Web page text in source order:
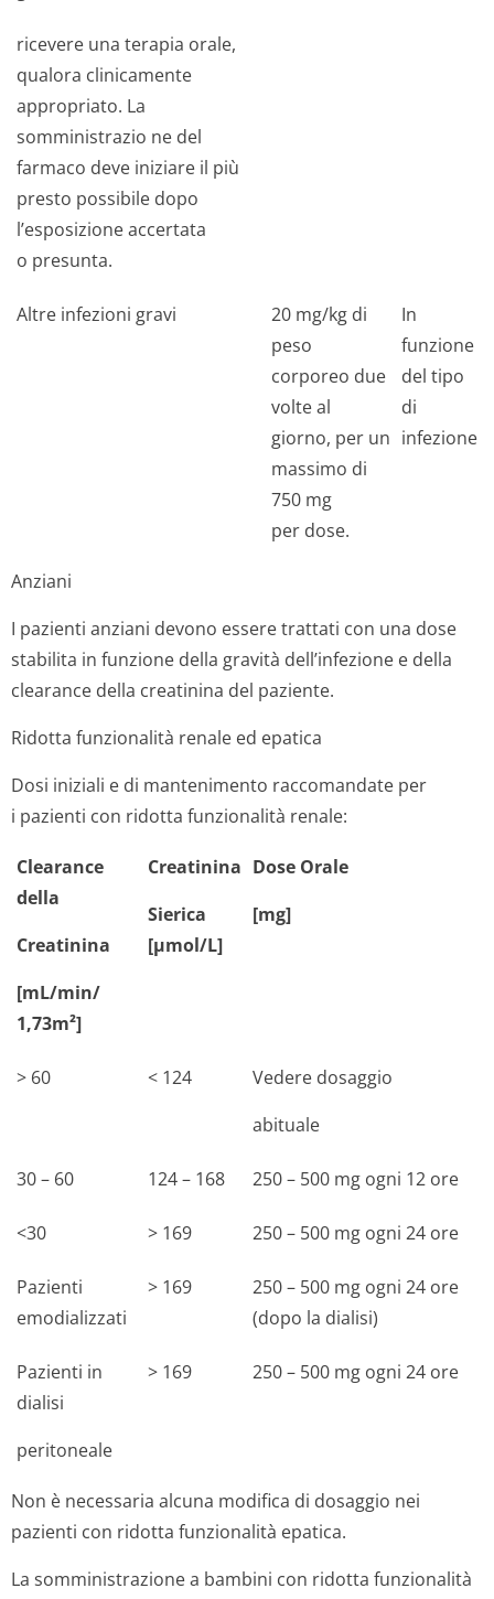
ricevere una terapia orale,
qualora clinicamente
appropriato. La
somministrazio ne del
farmaco deve iniziare il più
presto possibile dopo
l’esposizione accertata
o presunta.
Altre infezioni gravi
20 mg/kg di
peso
corporeo due
volte al
giorno, per un
massimo di
750 mg
per dose.
In
funzione
del tipo
di
infezione
Anziani
I pazienti anziani devono essere trattati con una dose
stabilita in funzione della gravità dell’infezione e della
clearance della creatinina del paziente.
Ridotta funzionalità renale ed epatica
Dosi iniziali e di mantenimento raccomandate per
i pazienti con ridotta funzionalità renale:
Clearance
della
Creatinina
[mL/min/
1,73m²]
Creatinina
Sierica
[µmol/L]
Dose Orale
[mg]
> 60 < 124
Vedere dosaggio
abituale
30 – 60 124 – 168 250 – 500 mg ogni 12 ore
<30 > 169 250 – 500 mg ogni 24 ore
Pazienti
emodializzati
> 169
250 – 500 mg ogni 24 ore
(dopo la dialisi)
Pazienti in
dialisi
peritoneale
> 169 250 – 500 mg ogni 24 ore
Non è necessaria alcuna modifica di dosaggio nei
pazienti con ridotta funzionalità epatica.
La somministrazione a bambini con ridotta funzionalità